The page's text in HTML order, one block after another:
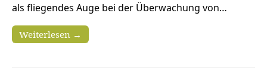
als fliegendes Auge bei der Überwachung von…
Weiterlesen →